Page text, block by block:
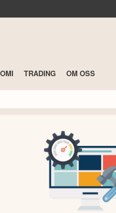
TRADING OM OSS